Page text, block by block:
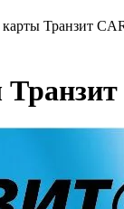
Транзит